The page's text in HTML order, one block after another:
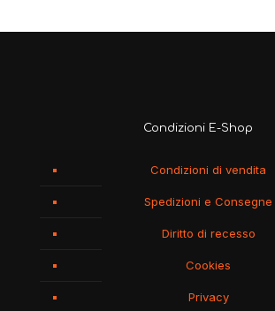
Condizioni E-Shop
Condizioni di vendita
Spedizioni e Consegne
Diritto di recesso
Cookies
Privacy